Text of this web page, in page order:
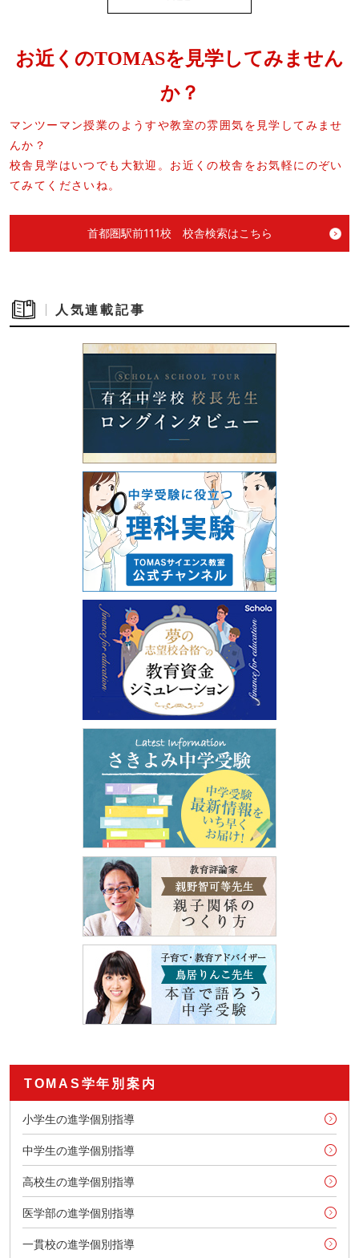
お近くのTOMASを見学してみません
か？
マンツーマン授業のようすや教室の雰囲気を見学してみませ
んか？
校舎見学はいつでも大歓迎。お近くの校舎をお気軽にのぞい
てみてくださいね。
首都圏駅前111校 校舎検索はこちら
人気連載記事
TOMAS学年別案内
小学生の進学個別指導
中学生の進学個別指導
高校生の進学個別指導
医学部の進学個別指導
一貫校の進学個別指導